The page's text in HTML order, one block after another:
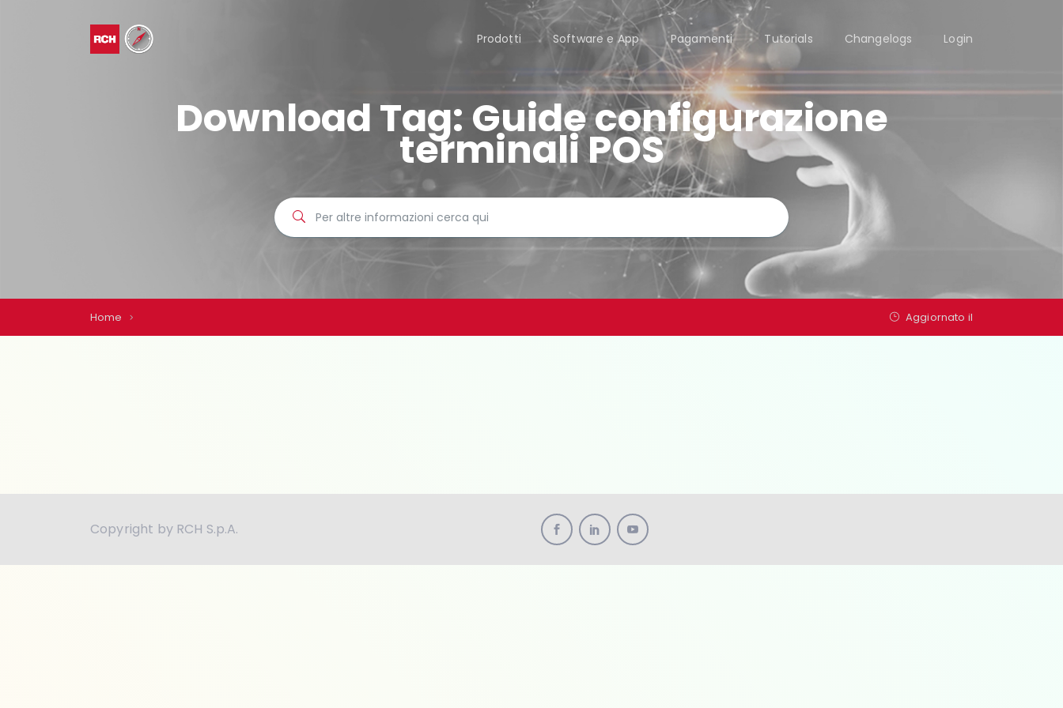
Prodotti Software e App Pagamenti Tutorials Changelogs Login
Download Tag: Guide configurazione
terminali POS
Home Aggiornato il
Copyright by RCH S.p.A.